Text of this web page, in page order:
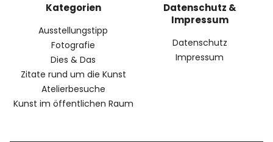
Kategorien
Ausstellungstipp
Fotografie
Dies & Das
Zitate rund um die Kunst
Atelierbesuche
Kunst im öffentlichen Raum
Datenschutz &
Impressum
Datenschutz
Impressum